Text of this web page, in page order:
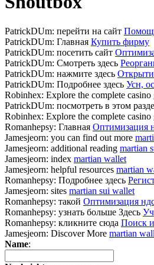
PatrickDUm: перейти на сайт
PatrickDUm: Главная Купить фирму
PatrickDUm: посетить сайт
PatrickDUm: Смотреть здесь
PatrickDUm: нажмите здесь
PatrickDUm: Подробнее здесь Усн,
Robinhex: Explore the complete casino
PatrickDUm: посмотреть в этом
Robinhex: Explore the complete casino
Romanhepsy: Главная Оптимизация
Jamesjeorn: you can find out more
Jamesjeorn: additional reading martian
Jamesjeorn: index martian wallet
Jamesjeorn: helpful resources martian
Romanhepsy: Подробнее здесь
Jamesjeorn: sites martian sui wallet
Romanhepsy: такой Оптимизация
Romanhepsy: узнать больше Здесь
Romanhepsy: кликните сюда Поиск
Jamesjeorn: Discover More martian
Name: